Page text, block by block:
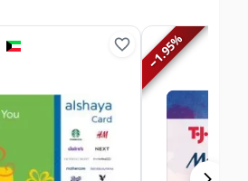
−
1.95
%